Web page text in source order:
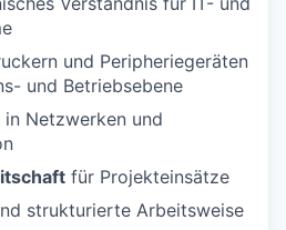
und Peripheriegeräten
und Betriebsebene
in Netzwerken und
für Projekteinsätze
strukturierte Arbeitsweise